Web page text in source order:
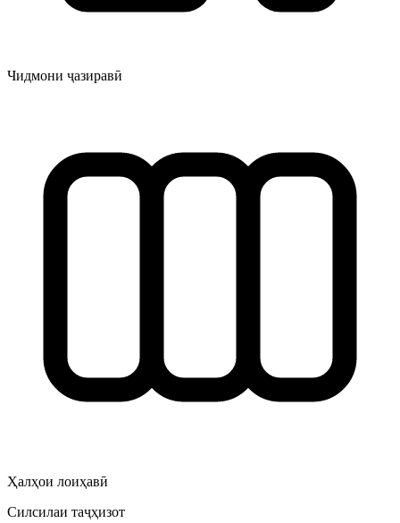
Чидмони ҷазиравӣ
Ҳалҳои лоиҳавӣ
Силсилаи таҷҳизот